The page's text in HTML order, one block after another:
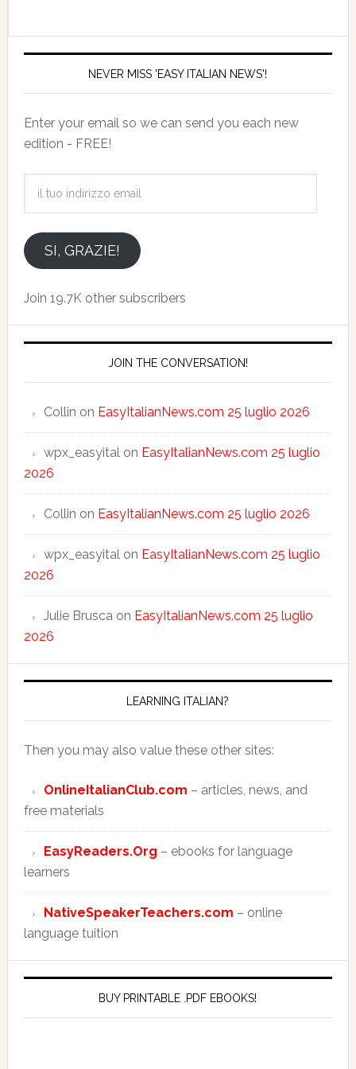
NEVER MISS 'EASY ITALIAN NEWS'!
Enter your email so we can send you each new
edition - FREE!
emailSI, GRAZIE!
Join 19.7K other subscribers
JOIN THE CONVERSATION!
Collin on EasyItalianNews.com 25 luglio 2026
wpx_easyitalon EasyItalianNews.com 25 luglio
2026
Collin on EasyItalianNews.com 25 luglio 2026
wpx_easyitalon EasyItalianNews.com 25 luglio
2026
Julie Bruscaon EasyItalianNews.com 25 luglio
2026
LEARNING ITALIAN?
Then you may also value these other sites:
OnlineItalianClub.com – articles, news, and
free materials
EasyReaders.Org – ebooks for language
learners
NativeSpeakerTeachers.com – online
language tuition
BUY PRINTABLE .PDF EBOOKS!